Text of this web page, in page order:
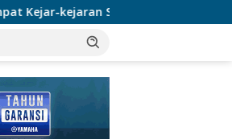
2 Pengedar Sabu Diringkus